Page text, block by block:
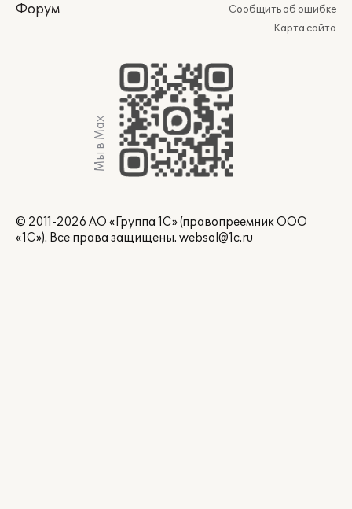
Форум
Сообщить об ошибке
Карта сайта
Мы в Max
© 2011-2026 АО «Группа 1С» (правопреемник ООО
«1С»). Все права защищены. websol@1c.ru